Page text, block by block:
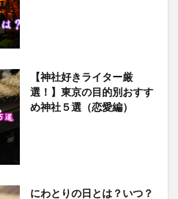
【神社好きライター厳
選！】東京の目的別おすす
め神社５選（恋愛編）
にわとりの日とは？いつ？